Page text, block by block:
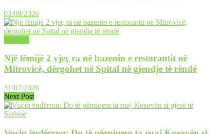
03/08/2026
Një fëmijë 2 vjeç ra në bazenin e restorantit në
Mitrovicë, dërgohet në Spital në gjendje të rëndë
31/07/2026
Next Post